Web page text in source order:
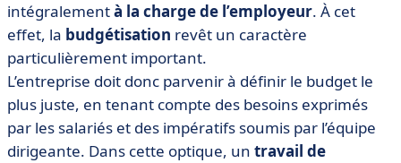
intégralementà la charge de l’employeur. À cet
effet, la budgétisation revêt un caractère
particulièrement important.
L’entreprise doit donc parvenir à définir le budget le
plus juste, en tenant compte des besoins exprimés
par les salariés et des impératifs soumis par l’équipe
dirigeante. Dans cette optique, un travail de